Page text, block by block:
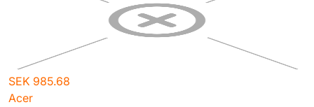
SEK 985.68
Acer